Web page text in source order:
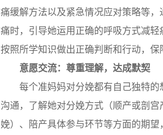
痛缓解方法以及紧急情况应对策略等
痛时，引导她运用正确的呼吸方式减轻
按照所学知识做出正确判断和行动，保
意愿交流：尊重理解，达成默契
每个准妈妈对分娩都有自己独特的
沟通，了解她对分娩方式（顺产或剖
娩）、陪产具体参与环节等方面的期